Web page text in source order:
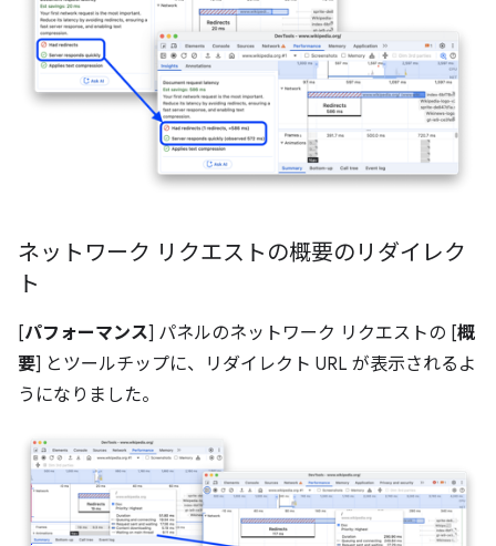
ネットワーク リクエストの概要のリダイレク
ト
[パフォーマンス] パネルのネットワーク リクエストの [概
要] とツールチップに、リダイレクト URL が表示されるよ
うになりました。